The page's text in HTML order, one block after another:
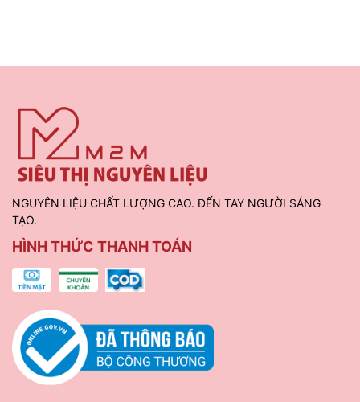
NGUYÊN LIỆU CHẤT LƯỢNG CAO. ĐẾN TAY NGƯỜI SÁNG
TẠO.
HÌNH THỨC THANH TOÁN